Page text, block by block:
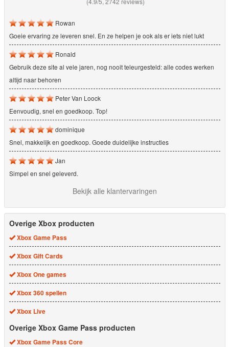
Rowan
Goeie ervaring ze leveren snel. En ze helpen je ook als er iets niet lukt
Ronald
Gebruik deze site al vele jaren, nog nooit teleurgesteld: alle codes werken
altijd naar behoren
Peter Van Loock
Eenvoudig, snel en goedkoop. Top!
dominique
Snel, makkelijk en goedkoop. Goede duidelijke instructies
Jan
Simpel en snel geleverd.
Bekijk alle klantervaringen
Overige Xbox producten
Xbox Game Pass
Xbox Gift Cards
Xbox One games
Xbox 360 spellen
Xbox Live
Overige Xbox Game Pass producten
Xbox Game Pass Core